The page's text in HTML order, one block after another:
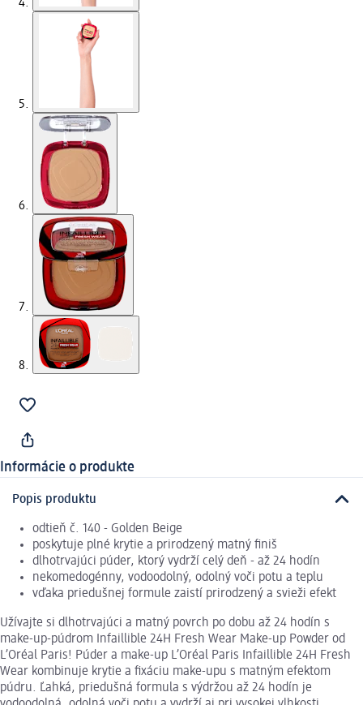
Informácie o produkte
Popis produktu
odtieň č. 140 - Golden Beige
poskytuje plné krytie a prirodzený matný finiš
dlhotrvajúci púder, ktorý vydrží celý deň - až 24 hodín
nekomedogénny, vodoodolný, odolný voči potu a teplu
vďaka priedušnej formule zaistí prirodzený a svieži efekt
Užívajte si dlhotrvajúci a matný povrch po dobu až 24 hodín s
make-up-púdrom Infaillible 24H Fresh Wear Make-up Powder od
L’Oréal Paris! Púder a make-up L’Oréal Paris Infaillible 24H Fresh
Wear kombinuje krytie a fixáciu make-upu s matným efektom
púdru. Ľahká, priedušná formula s výdržou až 24 hodín je